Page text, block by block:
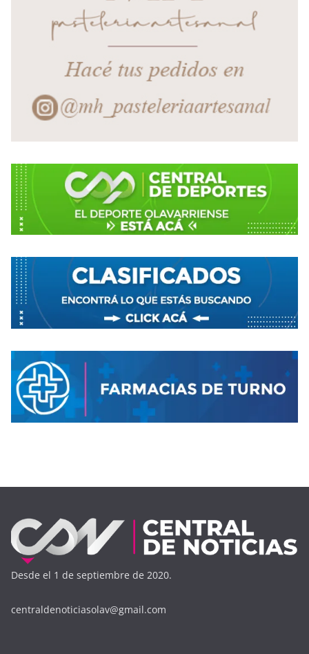
Desde el 1 de septiembre de 2020.
centraldenoticiasolav@gmail.com